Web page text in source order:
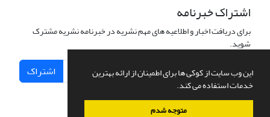
این وب سایت از کوکی ها برای اطمینان از ارائه بهترین
خدمات استفاده می کند.
متوجه شدم
اشتراک خبرنامه
برای دریافت اخبار و اطلاعیه های مهم نشریه در خبرنامه نشریه مشترک
شوید.
اشتراک